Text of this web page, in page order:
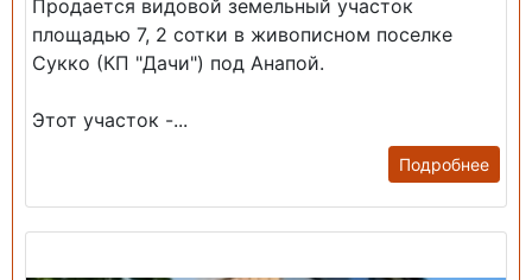
Продается видовой земельный участок
площадью 7, 2 сотки в живописном поселке
Сукко (КП "Дачи") под Анапой.
Этот участок -...
Подробнее